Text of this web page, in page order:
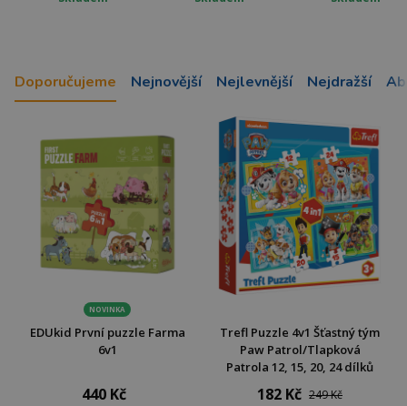
Doporučujeme Nejnovější Nejlevnější Nejdražší
NOVINKA
EDUkid První puzzle Farma
6v1
440 Kč
Trefl Puzzle 4v1 Šťastný tým
Paw Patrol/Tlapková
Patrola 12, 15, 20, 24 dílků
182 Kč 249 Kč